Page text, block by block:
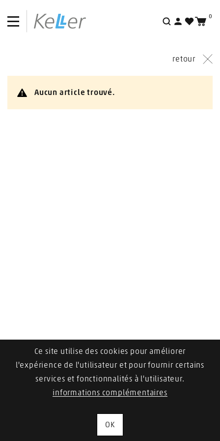
Recherche
0
Outlet
retour
Aucun article trouvé.
Ce site utilise des cookies pour améliorer
l'expérience de l'utilisateur et pour fournir certains
services et fonctionnalités à l'utilisateur.
informations complémentaires
OK